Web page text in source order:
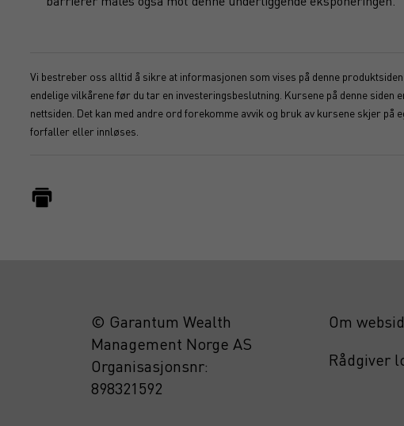
Vi bestreber oss alltid å sikre at informasjonen som vises på denne
endelige vilkårene før du tar en investeringsbeslutning. Kursene på denne
nettsiden. Det kan med andre ord forekomme avvik og bruk av kursene skjer
forfaller eller innløses.
© Garantum Wealth
Management Norge AS
Organisasjonsnr:
898321592
Om
Rådgiver